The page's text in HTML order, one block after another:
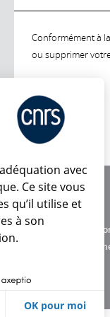
Conformément à
ou supprimer
Charte
Données
avec
Ce site vous
qu’il utilise et
à son
OK pour moi